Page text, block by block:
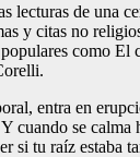
lecturas de una
y citas no
como El
entra en
cuando se calma
si tu raíz estaba